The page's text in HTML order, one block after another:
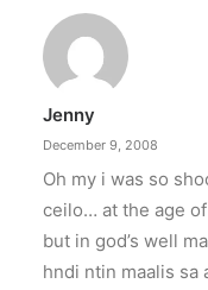
Jenny
December 9, 2008
Oh my i was so
ceilo… at the age
but in god’s well
hndi ntin maalis sa